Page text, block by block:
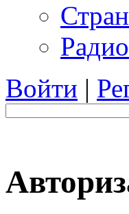
Радио
Войти |